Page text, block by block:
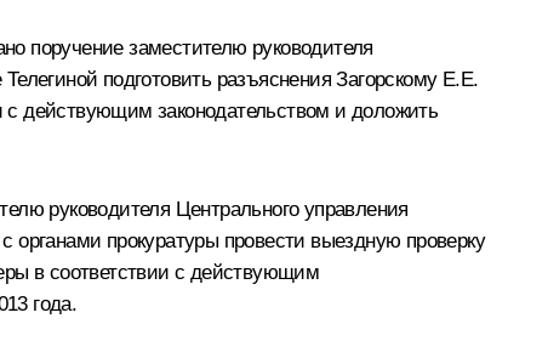
поручение заместителю руководителя
подготовить разъяснения Загорскому Е.Е.
с действующим законодательством и доложить
руководителя Центрального управления
прокуратуры провести выездную проверку
в соответствии с действующим
года.